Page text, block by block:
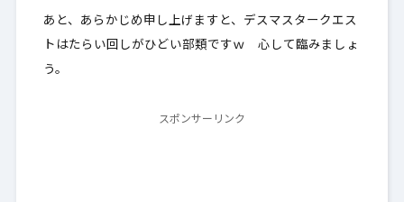
あと、あらかじめ申し上げますと、 デスマスタークエス
トはたらい回しがひどい部類ですｗ 心して臨みましょ
う。
スポンサーリンク